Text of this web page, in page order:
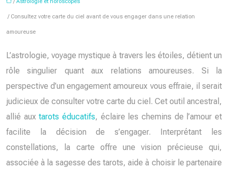
/ Consultez votre carte du ciel avant de vous engager dans une relation
amoureuse
L’astrologie, voyage mystique à travers les étoiles, détient un
rôle singulier quant aux relations amoureuses. Si la
perspective d’un engagement amoureux vous effraie, il serait
judicieux de consulter votre carte du ciel. Cet outil ancestral,
allié auxtarots éducatifs, éclaire les chemins de l’amour et
facilite la décision de s’engager. Interprétant les
constellations, la carte offre une vision précieuse qui,
associée à la sagesse des tarots, aide à choisir le partenaire